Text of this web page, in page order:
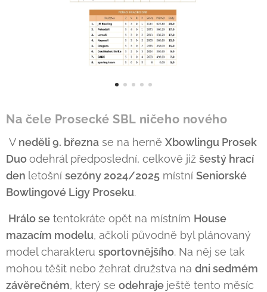
Na čele Prosecké SBL ničeho nového
V neděli 9. března se na herně Xbowlingu Prosek
Duoodehrál předposlední, celkově již šestý hrací
den letošní sezóny 2024/2025 místní Seniorské
Bowlingové Ligy Proseku.
Hrálo se tentokráte opět na místním House
mazacím modelu, ačkoli původně byl plánovaný
model charakteru sportovnějšího. Na něj se tak
mohou těšit nebo žehrat družstva na dni sedmém
závěrečném, který se odehraje ještě tento měsíc